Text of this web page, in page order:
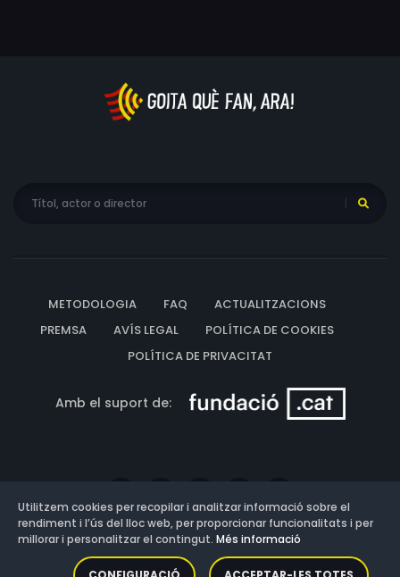
METODOLOGIA FAQ
ACTUALITZACIONS
PREMSA
AVÍS LEGAL
POLÍTICA DE COOKIES
POLÍTICA DE PRIVACITAT
Amb el suport de:
Versió: 3.13.0.202607011342
Utilitzem cookies per recopilar i analitzar informació sobre el
rendiment i l’ús del lloc web, per proporcionar funcionalitats i per
millorar i personalitzar el contingut. Més informació